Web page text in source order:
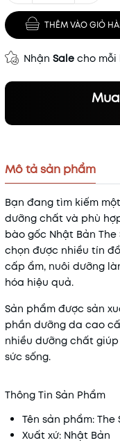
THÊM VÀO GIỎ
Nhận Sale cho mỗi
Mã khuyến mãi:
Điều kiện:
Mô tả sản phẩm
Bạn đang tìm kiếm
dưỡng chất và phù
bào gốc Nhật Bản
chọn được nhiều tín
cấp ẩm, nuôi dưỡng
hóa hiệu quả.
Sản phẩm được sản
phần dưỡng da cao
nhiều dưỡng chất
sức sống.
Thông Tin Sản Phẩm
Tên sản phẩm:
Xuất xứ: Nhật Bản